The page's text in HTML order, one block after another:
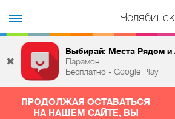
✖
Парамон
Бесплатно - Google Play
ПРОДОЛЖАЯ ОСТАВАТЬСЯ
НА НАШЕМ САЙТЕ, ВЫ
Челябинск